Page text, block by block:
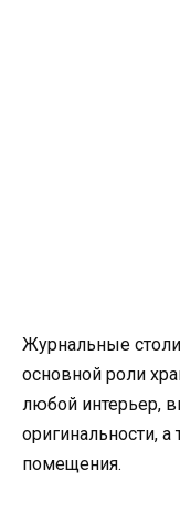
Журнальные
основной роли
любой интерьер,
оригинальности,
помещения.